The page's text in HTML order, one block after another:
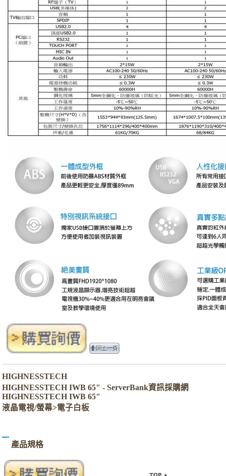
HIGHNESSTECH
HIGHNESSTECH IWB 65" - ServerBank資訊採購網
HIGHNESSTECH IWB 65"
液晶電視/螢幕>電子白板
產品規格